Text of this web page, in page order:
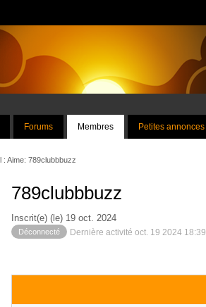
Forums Membres Petites annonces
: Aime: 789clubbbuzz
789clubbbuzz
Inscrit(e) (le) 19 oct. 2024
Déconnecté Dernière activité oct. 19 2024 18:39